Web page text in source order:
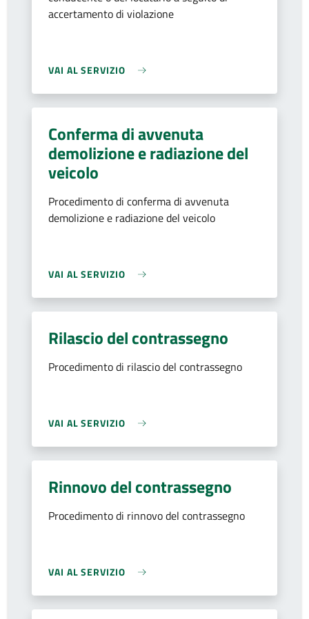
accertamento di violazione
VAI AL SERVIZIO
Conferma di avvenuta
demolizione e radiazione del
veicolo
Procedimento di conferma di avvenuta
demolizione e radiazione del veicolo
VAI AL SERVIZIO
Rilascio del contrassegno
Procedimento di rilascio del contrassegno
VAI AL SERVIZIO
Rinnovo del contrassegno
Procedimento di rinnovo del contrassegno
VAI AL SERVIZIO